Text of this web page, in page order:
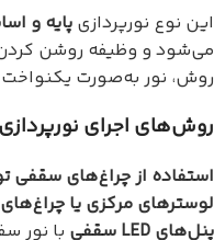
این نوع نورپردازیپایه و
می‌شود و وظیفه روشن کردن
روش، نور به‌صورت
روش‌های اجرای
استفاده از چراغ‌های سقفی
لوسترهای مرکزی یا
پنل‌های LED سقفی
با نور